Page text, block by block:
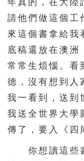
年真的，在大陸
請他們做這個工
來這個書拿給我
底稿還放在澳洲
常常生煩惱。看
德，沒有想到人
我一看到，送到
我送全世界大學
傳了，要入《四
你想讀這些書